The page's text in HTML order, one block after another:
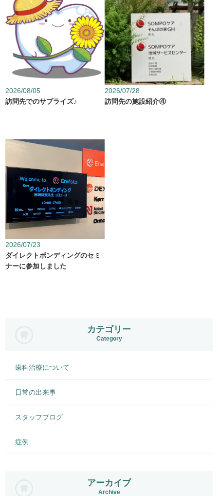
2026/08/05
訪問先でのサプライズ♪
2026/07/28
訪問先の施設紹介④
2026/07/23
ダイレクトボンディングのセミ
ナーに参加しました
カテゴリー
Category
歯科治療について
日常の出来事
スタッフブログ
症例
アーカイブ
Archive